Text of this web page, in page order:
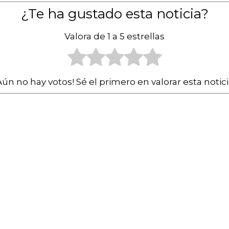
¿Te ha gustado esta noticia?
Valora de 1 a 5 estrellas
no hay votos! Sé el primero en valorar esta